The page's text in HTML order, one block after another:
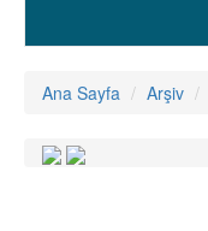
Ana Sayfa Arşiv